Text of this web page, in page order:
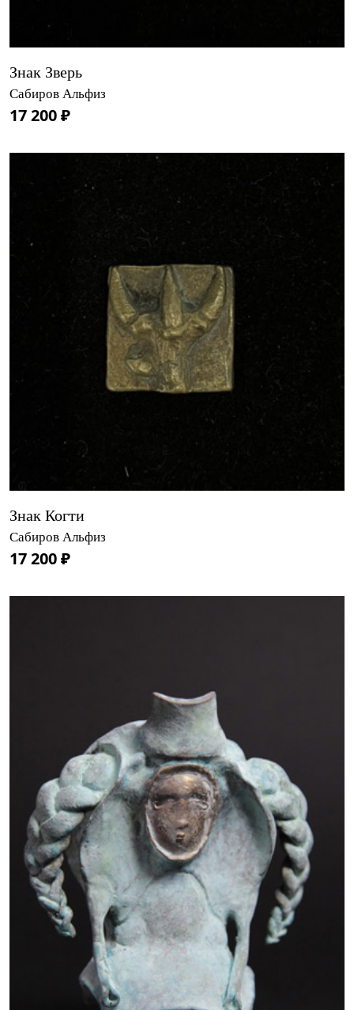
Знак Зверь
Сабиров Альфиз
17 200 ₽
Знак Когти
Сабиров Альфиз
17 200 ₽